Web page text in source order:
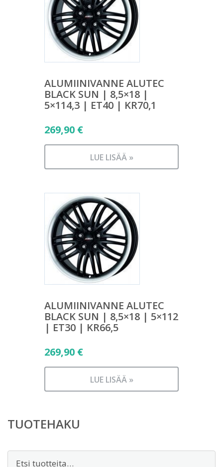
ALUMIINIVANNE ALUTEC
BLACK SUN | 8,5×18 |
5×114,3 | ET40 | KR70,1
269,90 €
LUE LISÄÄ »
ALUMIINIVANNE ALUTEC
BLACK SUN | 8,5×18 | 5×112
| ET30 | KR66,5
269,90 €
LUE LISÄÄ »
TUOTEHAKU